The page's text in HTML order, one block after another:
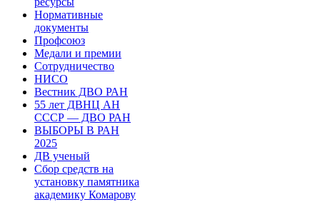
Нормативные
документы
Профсоюз
Медали и премии
Сотрудничество
НИСО
Вестник ДВО РАН
55 лет ДВНЦ АН
СССР — ДВО РАН
ВЫБОРЫ В РАН
2025
ДВ ученый
Сбор средств на
установку памятника
академику Комарову